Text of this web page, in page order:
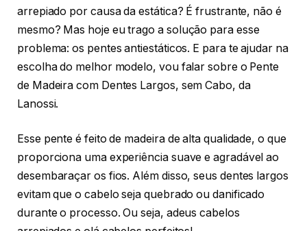
arrepiado por causa da estática? É frustrante, não é
mesmo? Mas hoje eu trago a solução para esse
problema: os pentes antiestáticos. E para te ajudar na
escolha do melhor modelo, vou falar sobre o Pente
de Madeira com Dentes Largos, sem Cabo, da
Lanossi.
Esse pente é feito de madeira de alta qualidade, o que
proporciona uma experiência suave e agradável ao
desembaraçar os fios. Além disso, seus dentes largos
evitam que o cabelo seja quebrado ou danificado
durante o processo. Ou seja, adeus cabelos